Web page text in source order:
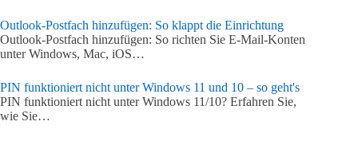
Outlook-Postfach hinzufügen: So klappt die Einrichtung
Outlook-Postfach hinzufügen: So richten Sie E-Mail-Konten
unter Windows, Mac, iOS…
PIN funktioniert nicht unter Windows 11 und 10 – so geht's
PIN funktioniert nicht unter Windows 11/10? Erfahren Sie,
wie Sie…